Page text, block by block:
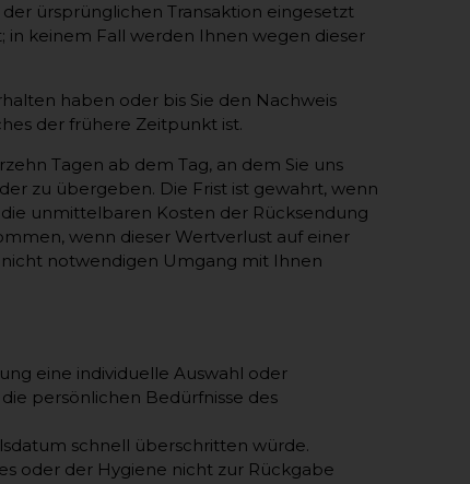
ürsprünglichen Transaktion eingesetzt
in keinem Fall werden Ihnen wegen dieser
haben oder bis Sie den Nachweis
der frühere Zeitpunkt ist.
Tagen ab dem Tag, an dem Sie uns
zu übergeben. Die Frist ist gewahrt, wenn
unmittelbaren Kosten der Rücksendung
wenn dieser Wertverlust auf einer
notwendigen Umgang mit Ihnen
eine individuelle Auswahl oder
persönlichen Bedürfnisse des
schnell überschritten würde.
oder der Hygiene nicht zur Rückgabe